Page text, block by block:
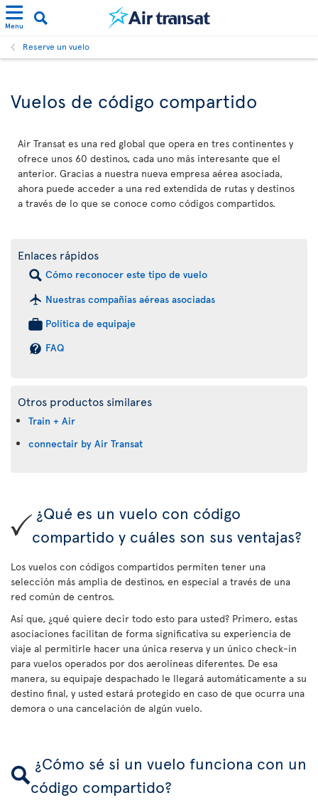
Menu
Reserve un vuelo
Vuelos de código compartido
Air Transat es una red global que opera en tres continentes y
ofrece unos 60 destinos, cada uno más interesante que el
anterior. Gracias a nuestra nueva empresa aérea asociada,
ahora puede acceder a una red extendida de rutas y destinos
a través de lo que se conoce como códigos compartidos.
Enlaces rápidos
Cómo reconocer este tipo de vuelo
Nuestras compañías aéreas asociadas
Política de equipaje
FAQ
Otros productos similares
Train + Air
connectair by Air Transat
¿Qué es un vuelo con código
compartido y cuáles son sus ventajas?
Los vuelos con códigos compartidos permiten tener una
selección más amplia de destinos, en especial a través de una
red común de centros.
Así que, ¿qué quiere decir todo esto para usted? Primero, estas
asociaciones facilitan de forma significativa su experiencia de
viaje al permitirle hacer una única reserva y un único check-in
para vuelos operados por dos aerolíneas diferentes. De esa
manera, su equipaje despachado le llegará automáticamente a su
destino final, y usted estará protegido en caso de que ocurra una
demora o una cancelación de algún vuelo.
¿Cómo sé si un vuelo funciona con un
código compartido?